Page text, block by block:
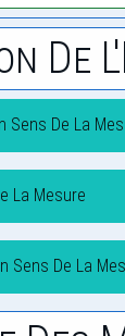
De
Sens De La
La Mesure
Sens De La